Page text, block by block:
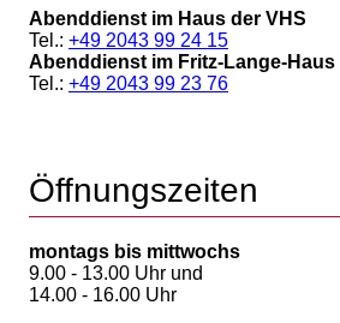
Abenddienst im Haus der VHS
Tel.: +49 2043 99 24 15
Abenddienst im Fritz-Lange-Haus
Tel.: +49 2043 99 23 76
Öffnungszeiten
montags bis mittwochs
9.00 - 13.00 Uhr und
14.00 - 16.00 Uhr